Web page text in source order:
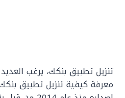
تنزيل تطبيق بنكك، يرغب
معرفة كيفية تنزيل تطبيق